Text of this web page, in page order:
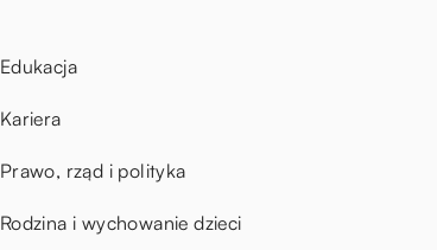
Edukacja
Kariera
Prawo, rząd i polityka
Rodzina i wychowanie dzieci